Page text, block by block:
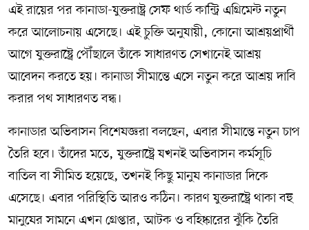
এই রায়ের পর কানাডা-যুক্তরাষ্ট্র সেফ থার্ড কান্ট্রি এগ্রিমেন্ট নতুন
করে আলোচনায় এসেছে। এই চুক্তি অনুযায়ী, কোনো আশ্রয়প্রার্থী
আগে যুক্তরাষ্ট্রে পৌঁছালে তাঁকে সাধারণত সেখানেই আশ্রয়
আবেদন করতে হয়। কানাডা সীমান্তে এসে নতুন করে আশ্রয় দাবি
করার পথ সাধারণত বন্ধ।
কানাডার অভিবাসন বিশেষজ্ঞরা বলছেন, এবার সীমান্তে নতুন চাপ
তৈরি হবে। তাঁদের মতে, যুক্তরাষ্ট্রে যখনই অভিবাসন কর্মসূচি
বাতিল বা সীমিত হয়েছে, তখনই কিছু মানুষ কানাডার দিকে
এসেছে। এবার পরিস্থিতি আরও কঠিন। কারণ যুক্তরাষ্ট্রে থাকা বহু
মানুষের সামনে এখন গ্রেপ্তার, আটক ও বহিষ্কারের ঝুঁকি তৈরি